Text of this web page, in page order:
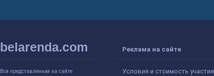
belarenda.com
Вся представленная на сайте
Реклама на сайте
Условия и стоимость участия